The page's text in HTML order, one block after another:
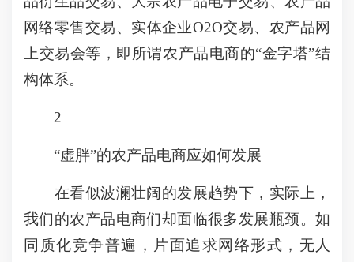
网络零售交易、实体企业O2O交易、农产品网
上交易会等，即所谓农产品电商的“金字塔”结
构体系。
2
“虚胖”的农产品电商应如何发展
在看似波澜壮阔的发展趋势下，实际上，
我们的农产品电商们却面临很多发展瓶颈。如
同质化竞争普遍，片面追求网络形式，无人